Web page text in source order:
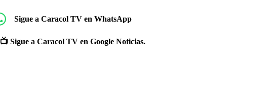
Sigue a Caracol TV en WhatsApp
📺 Sigue a Caracol TV en Google Noticias.